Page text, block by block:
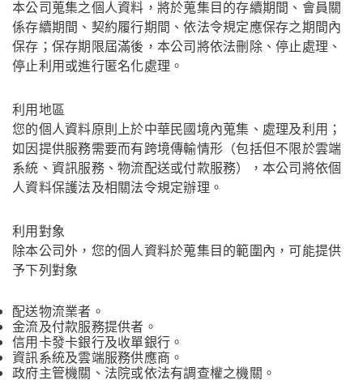
本公司蒐集之個人資料，將於蒐集目的存續期間、會員關
係存續期間、契約履行期間、依法令規定應保存之期間內
保存；保存期限屆滿後，本公司將依法刪除、停止處理、
停止利用或進行匿名化處理。
利用地區
您的個人資料原則上於中華民國境內蒐集、處理及利用；
如因提供服務需要而有跨境傳輸情形（包括但不限於雲端
系統、資訊服務、物流配送或付款服務），本公司將依個
人資料保護法及相關法令規定辦理。
利用對象
除本公司外，您的個人資料於蒐集目的範圍內，可能提供
予下列對象
配送物流業者。
金流及付款服務提供者。
信用卡發卡銀行及收單銀行。
資訊系統及雲端服務供應商。
政府主管機關、法院或依法有調查權之機關。